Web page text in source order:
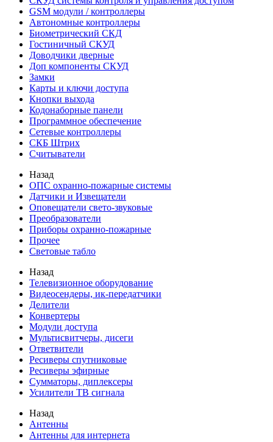
GSM модули / контроллеры
Автономные контроллеры
Биометрический СКД
Гостиничный СКУД
Доводчики дверные
Доп компоненты СКУД
Замки
Карты и ключи доступа
Кнопки выхода
Кодонаборные панели
Программное обеспечение
Сетевые контроллеры
СКБ Штрих
Считыватели
Назад
ОПС охранно-пожарные системы
Датчики и Извещатели
Оповещатели свето-звуковые
Преобразователи
Приборы охранно-пожарные
Прочее
Световые табло
Назад
Телевизионное оборудование
Видеосендеры, ик-передатчики
Делители
Конвертеры
Модули доступа
Мультисвитчеры, дисеги
Ответвители
Ресиверы спутниковые
Ресиверы эфирные
Сумматоры, диплексеры
Усилители ТВ сигнала
Назад
Антенны
Антенны для интернета